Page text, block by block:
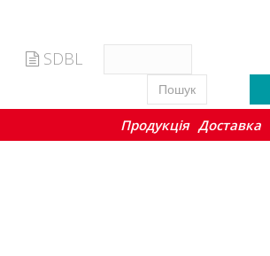
SDBL
Пошук
Продукція Доставка